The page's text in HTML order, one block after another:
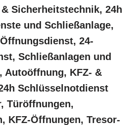
Sicherheitstechnik, 24h
und Schließanlage,
24-
Schließanlagen und
Autoöffnung, KFZ- &
Schlüsselnotdienst
Türöffnungen,
KFZ-Öffnungen, Tresor-